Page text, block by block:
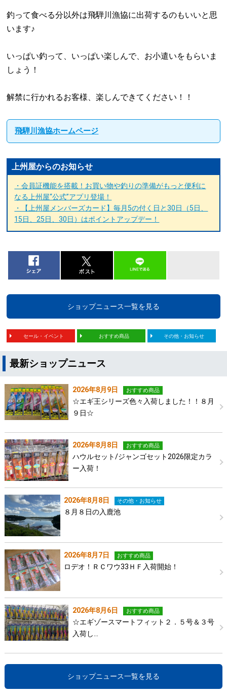
釣って食べる分以外は飛騨川漁協に出荷するのもいいと思
います♪
いっぱい釣って、いっぱい楽しんで、お小遣いをもらいま
しょう！
解禁に行かれるお客様、楽しんできてください！！
飛騨川漁協ホームページ
上州屋からのお知らせ
・会員証機能を搭載！お買い物や釣りの準備がもっと便利に
なる上州屋“公式”アプリ登場！
・【上州屋メンバーズカード】毎月5の付く日と30日（5日、
15日、25日、30日）はポイントアップデー！
ショップニュース一覧を見る
セール・イベント おすすめ商品 その他・お知らせ
最新ショップニュース
2026年8月9日 おすすめ商品
☆エギ王シリーズ色々入荷しました！！８月
９日☆
2026年8月8日 おすすめ商品
ハウルセット/ジャンゴセット2026限定カラ
ー入荷！
2026年8月8日 その他・お知らせ
８月８日の入鹿池
2026年8月7日 おすすめ商品
ロデオ！ＲＣワウ33ＨＦ入荷開始！
2026年8月6日 おすすめ商品
☆エギゾースマートフィット２．５号＆３号
入荷し…
ショップニュース一覧を見る